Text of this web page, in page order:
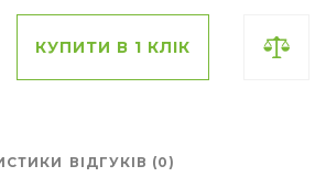
КУПИТИ В 1 КЛІК
ВІДГУКІВ (0)